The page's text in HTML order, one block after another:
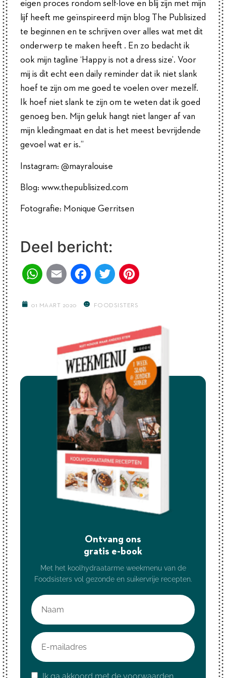
eigen proces rondom self-love en blij zijn met mijn
lijf heeft me geïnspireerd mijn blog The Publisized
te beginnen en te schrijven over alles wat met dit
onderwerp te maken heeft . En zo bedacht ik
ook mijn tagline ‘Happy is not a dress size’. Voor
mij is dit echt een daily reminder dat ik niet slank
hoef te zijn om me goed te voelen over mezelf.
Ik hoef niet slank te zijn om te weten dat ik goed
genoeg ben. Mijn geluk hangt niet langer af van
mijn kledingmaat en dat is het meest bevrijdende
gevoel wat er is.”
Instagram: @mayralouise
Blog: www.thepublisized.com
Fotografie: Monique Gerritsen
Deel bericht:
WhatsApp
Email FacebookTwitter
01 MAART 2020 FOODSISTERS
Ontvang ons
gratis e-book
Met het koolhydraatarme weekmenu van de
Foodsisters vol gezonde en suikervrije recepten.